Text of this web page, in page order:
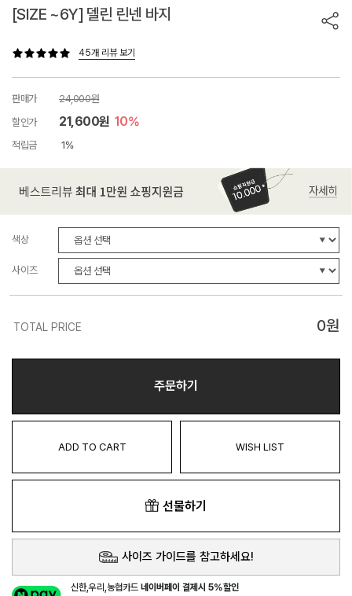
[SIZE ~6Y] 델린 린넨 바지
45개 리뷰 보기
판매가
24,000원
할인가
21,600원 10%
적립금 1%
색상
사이즈
TOTAL PRICE 0원
주문하기
ADD TO CART WISH LIST
선물하기
사이즈 가이드를 참고하세요!
신한,우리,농협카드네이버페이 결제시 5%할인